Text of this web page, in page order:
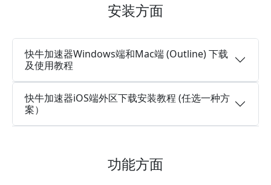
安装方面
快牛加速器Windows端和Mac端 (Outline) 下载
及使用教程
快牛加速器iOS端外区下载安装教程 (任选一种方
案）
功能方面